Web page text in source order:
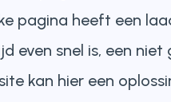
pagina heeft een
even snel is, een
kan hier een